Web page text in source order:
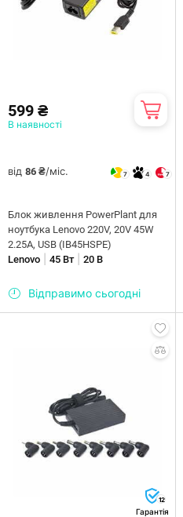
599 ₴
В наявності
від 86 ₴/міс. 7 4 7
Блок живлення PowerPlant для
ноутбука Lenovo 220V, 20V 45W
2.25A, USB (IB45HSPE)
Lenovo
45 Вт| 20 В
Відправимо сьогодні
12
Гарантія